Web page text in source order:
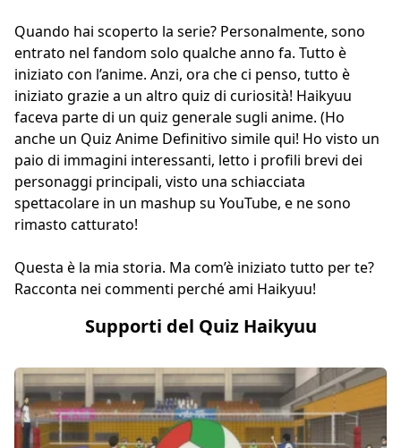
Quando hai scoperto la serie? Personalmente, sono
entrato nel fandom solo qualche anno fa. Tutto è
iniziato con l’anime. Anzi, ora che ci penso, tutto è
iniziato grazie a un altro quiz di curiosità! Haikyuu
faceva parte di un quiz generale sugli anime. (Ho
anche un Quiz Anime Definitivo simile qui! Ho visto un
paio di immagini interessanti, letto i profili brevi dei
personaggi principali, visto una schiacciata
spettacolare in un mashup su YouTube, e ne sono
rimasto catturato!
Questa è la mia storia. Ma com’è iniziato tutto per te?
Racconta nei commenti perché ami Haikyuu!
Supporti del Quiz Haikyuu